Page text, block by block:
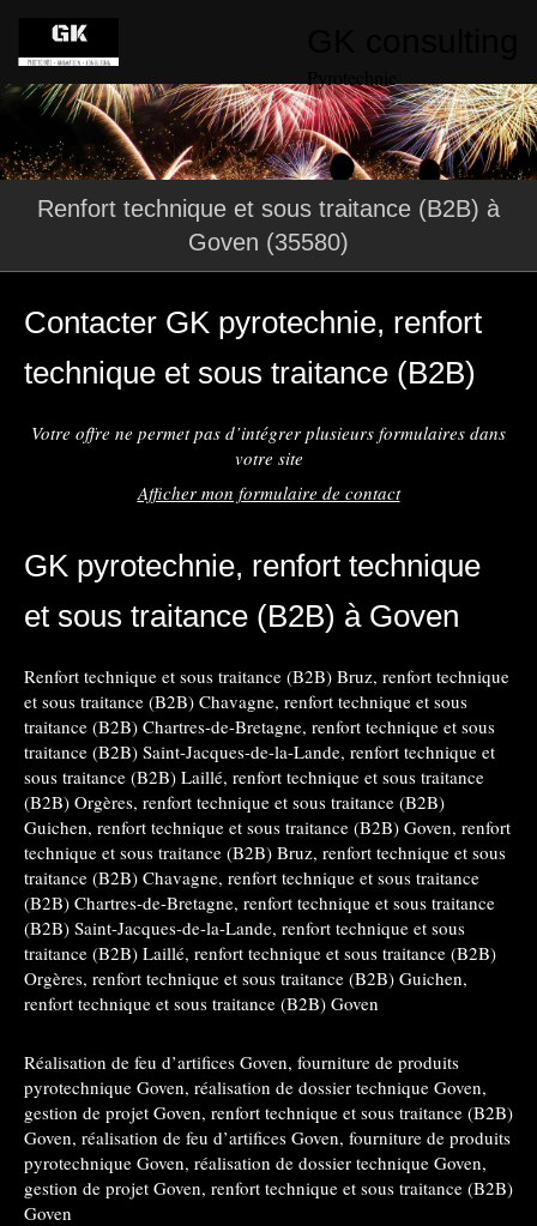
Renfort technique et sous traitance (B2B) à
Goven (35580)
Contacter GK pyrotechnie, renfort
technique et sous traitance (B2B)
Votre offre ne permet pas d’intégrer plusieurs formulaires dans
votre site
Afficher mon formulaire de contact
GK pyrotechnie, renfort technique
et sous traitance (B2B) à Goven
Renfort technique et sous traitance (B2B) Bruz, renfort technique
et sous traitance (B2B) Chavagne, renfort technique et sous
traitance (B2B) Chartres-de-Bretagne, renfort technique et sous
traitance (B2B) Saint-Jacques-de-la-Lande, renfort technique et
sous traitance (B2B) Laillé, renfort technique et sous traitance
(B2B) Orgères, renfort technique et sous traitance (B2B)
Guichen, renfort technique et sous traitance (B2B) Goven, renfort
technique et sous traitance (B2B) Bruz, renfort technique et sous
traitance (B2B) Chavagne, renfort technique et sous traitance
(B2B) Chartres-de-Bretagne, renfort technique et sous traitance
(B2B) Saint-Jacques-de-la-Lande, renfort technique et sous
traitance (B2B) Laillé, renfort technique et sous traitance (B2B)
Orgères, renfort technique et sous traitance (B2B) Guichen,
renfort technique et sous traitance (B2B) Goven
Réalisation de feu d’artifices Goven, fourniture de produits
pyrotechnique Goven, réalisation de dossier technique Goven,
gestion de projet Goven, renfort technique et sous traitance (B2B)
Goven, réalisation de feu d’artifices Goven, fourniture de produits
pyrotechnique Goven, réalisation de dossier technique Goven,
gestion de projet Goven, renfort technique et sous traitance (B2B)
Goven